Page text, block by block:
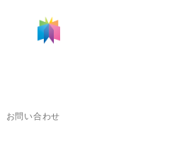
お問い合わせ